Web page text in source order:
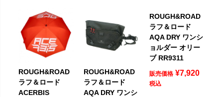
ROUGH&ROAD
ラフ＆ロード
ACERBIS
ROUGH&ROAD
ラフ＆ロード
AQA DRY ワンシ
ROUGH&ROAD
ラフ＆ロード
AQA DRY ワンシ
ョルダー オリー
ブ RR9311
販売価格 ¥7,920
税込